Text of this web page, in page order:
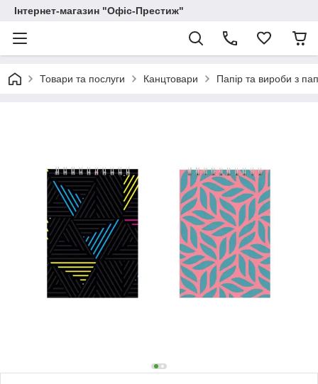
Інтернет-магазин "Офіс-Престиж"
Товари та послуги Канцтовари Папір та вироби з